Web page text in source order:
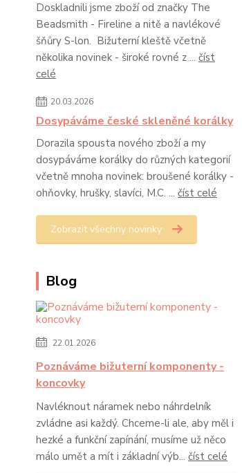
Doskladnili jsme zboží od značky The
Beadsmith - Fireline a nitě a navlékové
šňůry S-lon. Bižuterní kleště včetně
několika novinek - široké rovné z ... číst
celé
20.03.2026
Dosypáváme české skleněné korálky
Dorazila spousta nového zboží a my
dosypáváme korálky do různých kategorií
včetně mnoha novinek: broušené korálky -
ohňovky, hrušky, slavíci, M.C. ... číst celé
Zobrazit všechny novinky
Blog
22.01.2026
Poznáváme bižuterní komponenty -
koncovky
Navléknout náramek nebo náhrdelník
zvládne asi každý. Chceme-li ale, aby měl i
hezké a funkční zapínání, musíme už něco
málo umět a mít i základní výb... číst celé